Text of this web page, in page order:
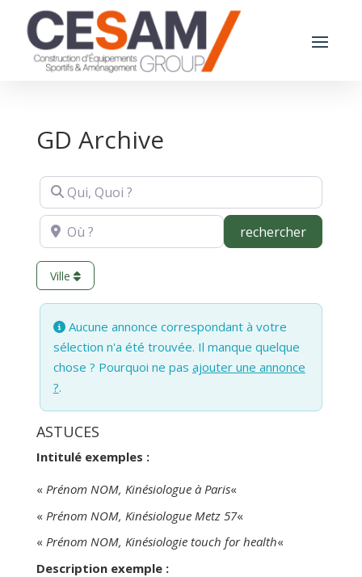
GD Archive
Qui, Quoi ?
Où ? rechercher
Ville
Aucune annonce correspondant à votre
sélection n'a été trouvée. Il manque quelque
chose ? Pourquoi ne pas ajouter une annonce
?.
ASTUCES
Intitulé exemples :
« Prénom NOM, Kinésiologue à Paris«
« Prénom NOM, Kinésiologue Metz 57«
« Prénom NOM, Kinésiologie touch for health«
Description exemple :